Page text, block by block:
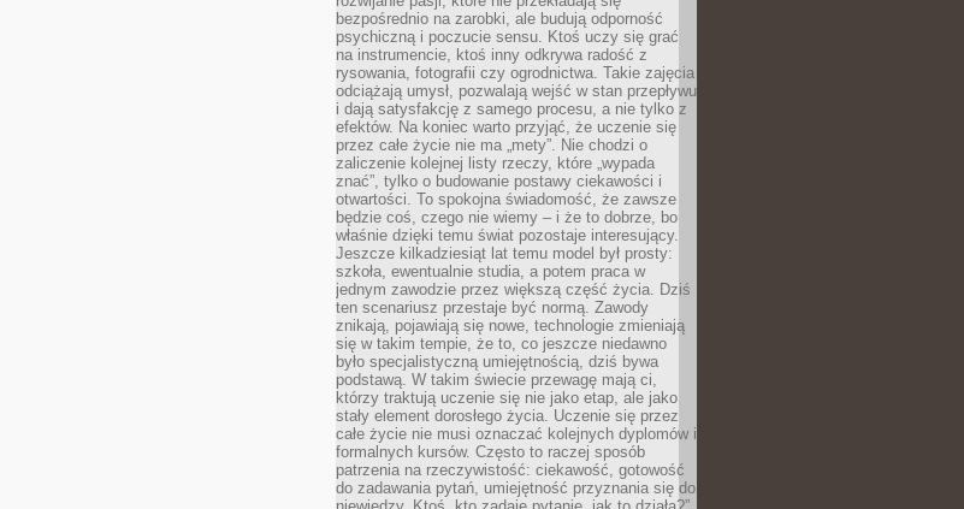
bezpośrednio na zarobki, ale budują odporność
psychiczną i poczucie sensu. Ktoś uczy się grać
na instrumencie, ktoś inny odkrywa radość z
rysowania, fotografii czy ogrodnictwa. Takie zajęcia
odciążają umysł, pozwalają wejść w stan przepływu
i dają satysfakcję z samego procesu, a nie tylko z
efektów. Na koniec warto przyjąć, że uczenie się
przez całe życie nie ma „mety”. Nie chodzi o
zaliczenie kolejnej listy rzeczy, które „wypada
znać”, tylko o budowanie postawy ciekawości i
otwartości. To spokojna świadomość, że zawsze
będzie coś, czego nie wiemy – i że to dobrze, bo
właśnie dzięki temu świat pozostaje interesujący.
Jeszcze kilkadziesiąt lat temu model był prosty:
szkoła, ewentualnie studia, a potem praca w
jednym zawodzie przez większą część życia. Dziś
ten scenariusz przestaje być normą. Zawody
znikają, pojawiają się nowe, technologie zmieniają
się w takim tempie, że to, co jeszcze niedawno
było specjalistyczną umiejętnością, dziś bywa
podstawą. W takim świecie przewagę mają ci,
którzy traktują uczenie się nie jako etap, ale jako
stały element dorosłego życia. Uczenie się przez
całe życie nie musi oznaczać kolejnych dyplomów i
formalnych kursów. Często to raczej sposób
patrzenia na rzeczywistość: ciekawość, gotowość
do zadawania pytań, umiejętność przyznania się do